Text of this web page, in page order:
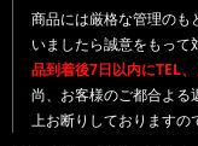
商品には厳格な管理のも
いましたら誠意をもって
品到着後7日以内にTEL
尚、お客様のご都合よる
上お断りしておりますの